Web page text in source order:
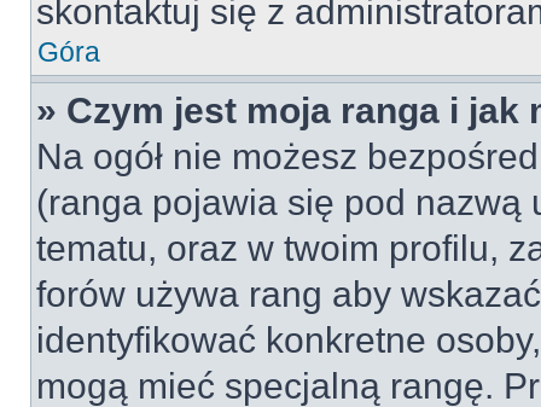
skontaktuj się z
Góra
» Czym jest moja ranga i jak
Na ogół nie możesz
(ranga pojawia się pod
tematu, oraz w twoim profilu,
forów używa rang aby
identyfikować konkretne
mogą mieć specjalną rangę.